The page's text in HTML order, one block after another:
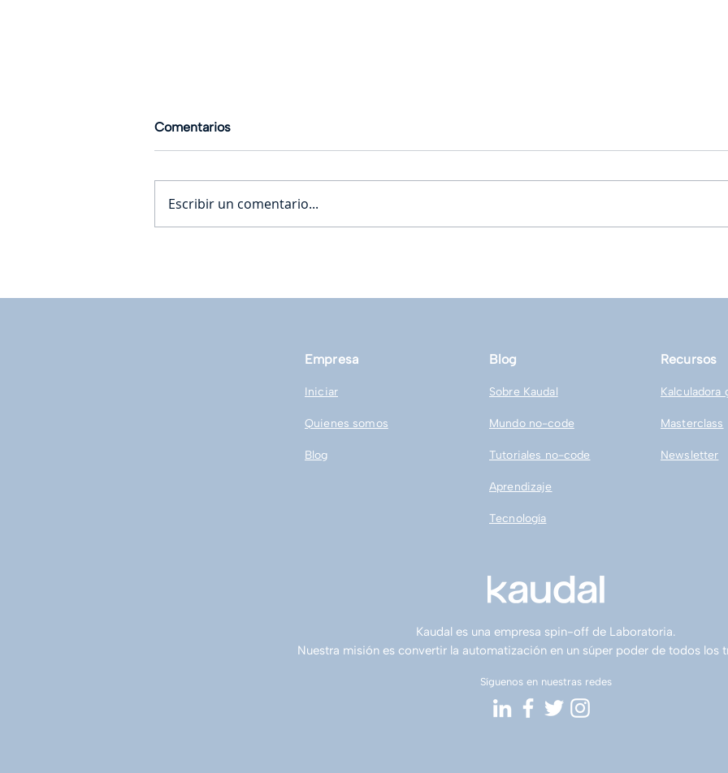
Comentarios
Escribir un comentario...
Empresa
Iniciar
Quienes somos
Blog
Blog
Sobre Kaudal
Mundo no-code
Tutoriales no-code
Recursos
Kalculadora
Masterclass
Newsletter
Aprendizaje
Tecnología
Kaudal es una empresa spin-off de Laboratoria.
Nuestra misión es convertir la automatización en un súper poder de todos los
Síguenos en nuestras redes